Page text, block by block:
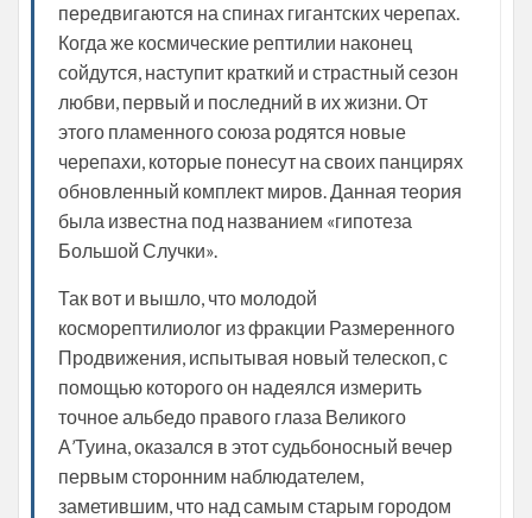
передвигаются на спинах гигантских черепах.
Когда же космические рептилии наконец
сойдутся, наступит краткий и страстный сезон
любви, первый и последний в их жизни. От
этого пламенного союза родятся новые
черепахи, которые понесут на своих панцирях
обновленный комплект миров. Данная теория
была известна под названием «гипотеза
Большой Случки».
Так вот и вышло, что молодой
косморептилиолог из фракции Размеренного
Продвижения, испытывая новый телескоп, с
помощью которого он надеялся измерить
точное альбедо правого глаза Великого
А’Туина, оказался в этот судьбоносный вечер
первым сторонним наблюдателем,
заметившим, что над самым старым городом